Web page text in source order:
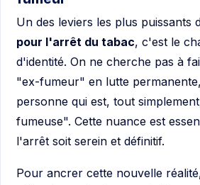
Un des leviers les plus puissants
pour l'arrêt du tabac, c'est le
d'identité. On ne cherche pas à
"ex-fumeur" en lutte
personne qui est, tout
fumeuse". Cette nuance est
l'arrêt soit serein et définitif.
Pour ancrer cette nouvelle